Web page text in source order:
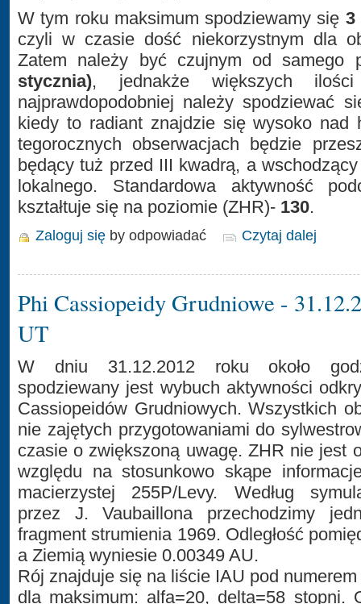
W tym roku maksimum spodziewamy się 3
czyli w czasie dość niekorzystnym dla
Zatem należy być czujnym od samego
stycznia), jednakże większych ilości
najprawdopodobniej należy spodziewać
kiedy to radiant znajdzie się wysoko nad
tegorocznych obserwacjach będzie
będący tuż przed III kwadrą, a
lokalnego. Standardowa aktywność
kształtuje się na poziomie (ZHR)- 130.
Zaloguj się by odpowiadać Czytaj dalej
Phi Cassiopeidy Grudniowe -
UT
W dniu 31.12.2012 roku około
spodziewany jest wybuch aktywności
Cassiopeidów Grudniowych. Wszystkich
nie zajętych przygotowaniami do
czasie o zwiększoną uwagę. ZHR nie jest
względu na stosunkowo skąpe
macierzystej 255P/Levy. Według
przez J. Vaubaillona przechodzimy
fragment strumienia 1969. Odległość
a Ziemią wyniesie 0.00349 AU.
Rój znajduje się na liście IAU pod
dla maksimum: alfa=20, delta=58 stopni.